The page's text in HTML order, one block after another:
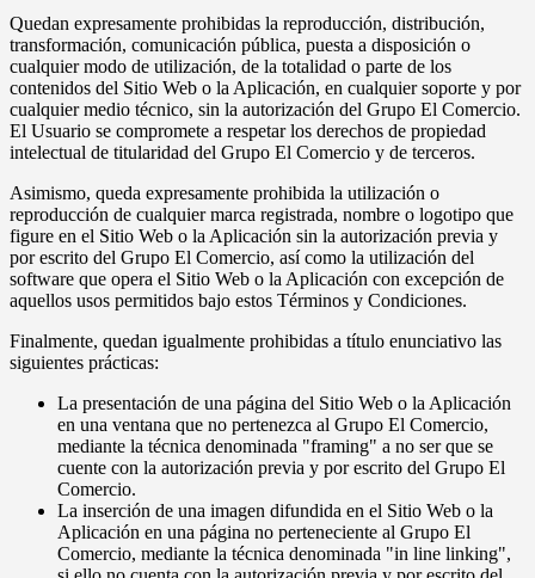
Quedan expresamente prohibidas la reproducción, distribución,
transformación, comunicación pública, puesta a disposición o
cualquier modo de utilización, de la totalidad o parte de los
contenidos del Sitio Web o la Aplicación, en cualquier soporte y por
cualquier medio técnico, sin la autorización del Grupo El Comercio.
El Usuario se compromete a respetar los derechos de propiedad
intelectual de titularidad del Grupo El Comercio y de terceros.
Asimismo, queda expresamente prohibida la utilización o
reproducción de cualquier marca registrada, nombre o logotipo que
figure en el Sitio Web o la Aplicación sin la autorización previa y
por escrito del Grupo El Comercio, así como la utilización del
software que opera el Sitio Web o la Aplicación con excepción de
aquellos usos permitidos bajo estos Términos y Condiciones.
Finalmente, quedan igualmente prohibidas a título enunciativo las
siguientes prácticas:
La presentación de una página del Sitio Web o la Aplicación
en una ventana que no pertenezca al Grupo El Comercio,
mediante la técnica denominada "framing" a no ser que se
cuente con la autorización previa y por escrito del Grupo El
Comercio.
La inserción de una imagen difundida en el Sitio Web o la
Aplicación en una página no perteneciente al Grupo El
Comercio, mediante la técnica denominada "in line linking",